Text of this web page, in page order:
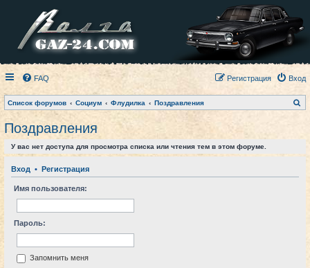
FAQ Вход
Регистрация
Список форумов Социум Флудилка Поздравления
о
Поздравления
У вас нет доступа для просмотра списка или чтения тем в этом форуме.
Вход • Регистрация
Имя пользователя:
Пароль:
Запомнить меня